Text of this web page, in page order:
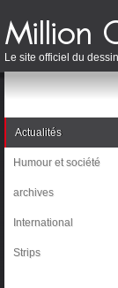
Le site officiel du
Actualités
Humour et société
archives
International
Strips